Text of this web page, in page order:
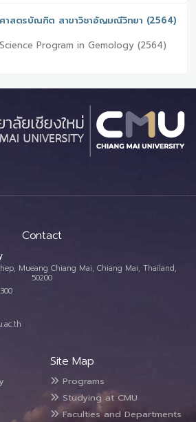
าสตรบัณฑิต สาขาวิชาอัญมณีวิทยา (2564)
Program in Gemology (2564)
Contact
Mueang Chiang Mai, Chiang Mai, Thailand,
50200
Site Map
Programs
Studying at CMU
Faculties and Departments